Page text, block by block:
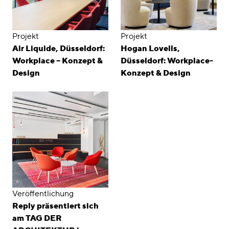
Projekt
Air Liquide, Düsseldorf:
Workplace – Konzept &
Design
Projekt
Hogan Lovells,
Düsseldorf: Workplace-
Konzept & Design
Veröffentlichung
Reply präsentiert sich
am TAG DER